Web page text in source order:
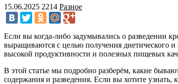
15.06.2025 2214 Разное
Если вы когда-либо задумывались о разведении
выращиваются с целью получения диетического
высокой продуктивности и полезных пищевых
В этой статье мы подробно разберём, какие
содержания и разведения. Если вы хотите